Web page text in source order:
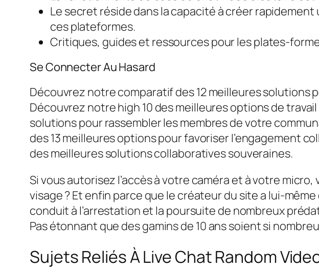
Le secret réside dans la capacité à créer
ces plateformes.
Critiques, guides et ressources pour les plates-
Se Connecter Au Hasard
Découvrez notre comparatif des 12 meilleures solutions
Découvrez notre high 10 des meilleures options de
solutions pour rassembler les membres de votre
des 13 meilleures options pour favoriser l’engagement
des meilleures solutions collaboratives souveraines.
Si vous autorisez l’accès à votre caméra et à votre
visage ? Et enfin parce que le créateur du site a lui-
conduit à l’arrestation et la poursuite de nombreux
Pas étonnant que des gamins de 10 ans soient si
Sujets Reliés À Live Chat Random